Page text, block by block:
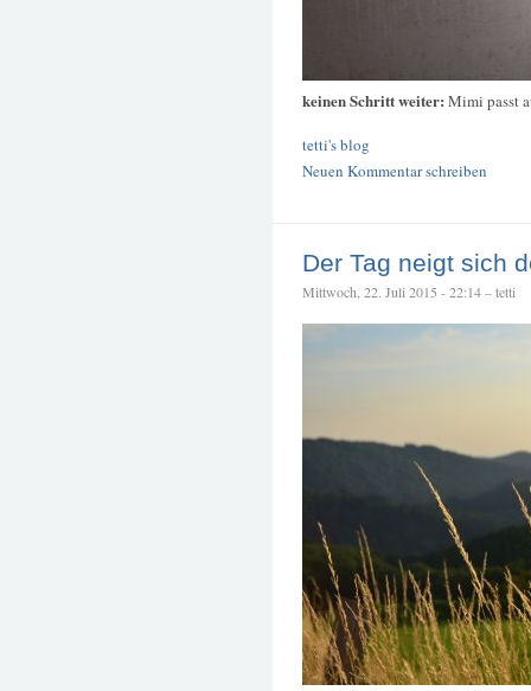
keinen Schritt weiter: Mimi passt
tetti's blog
Neuen Kommentar schreiben
Der Tag neigt sich
Mittwoch, 22. Juli 2015 - 22:14 – tetti